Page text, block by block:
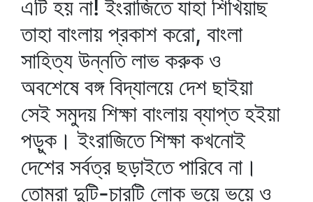
এটি হয় না! ইংরাজিতে যাহা শিখিয়াছ
তাহা বাংলায় প্রকাশ করো, বাংলা
সাহিত্য উন্নতি লাভ করুক ও
অবশেষে বঙ্গ বিদ্যালয়ে দেশ ছাইয়া
সেই সমুদয় শিক্ষা বাংলায় ব্যাপ্ত হইয়া
পড়ুক। ইংরাজিতে শিক্ষা কখনোই
দেশের সর্বত্র ছড়াইতে পারিবে না।
তোমরা দুটি-চারটি লোক ভয়ে ভয়ে ও